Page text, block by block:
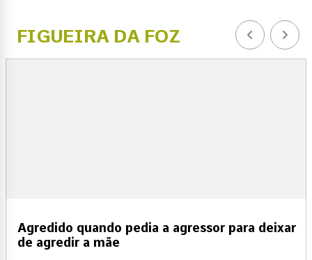
FIGUEIRA DA FOZ
Agredido quando pedia a agressor para deixar
de agredir a mãe